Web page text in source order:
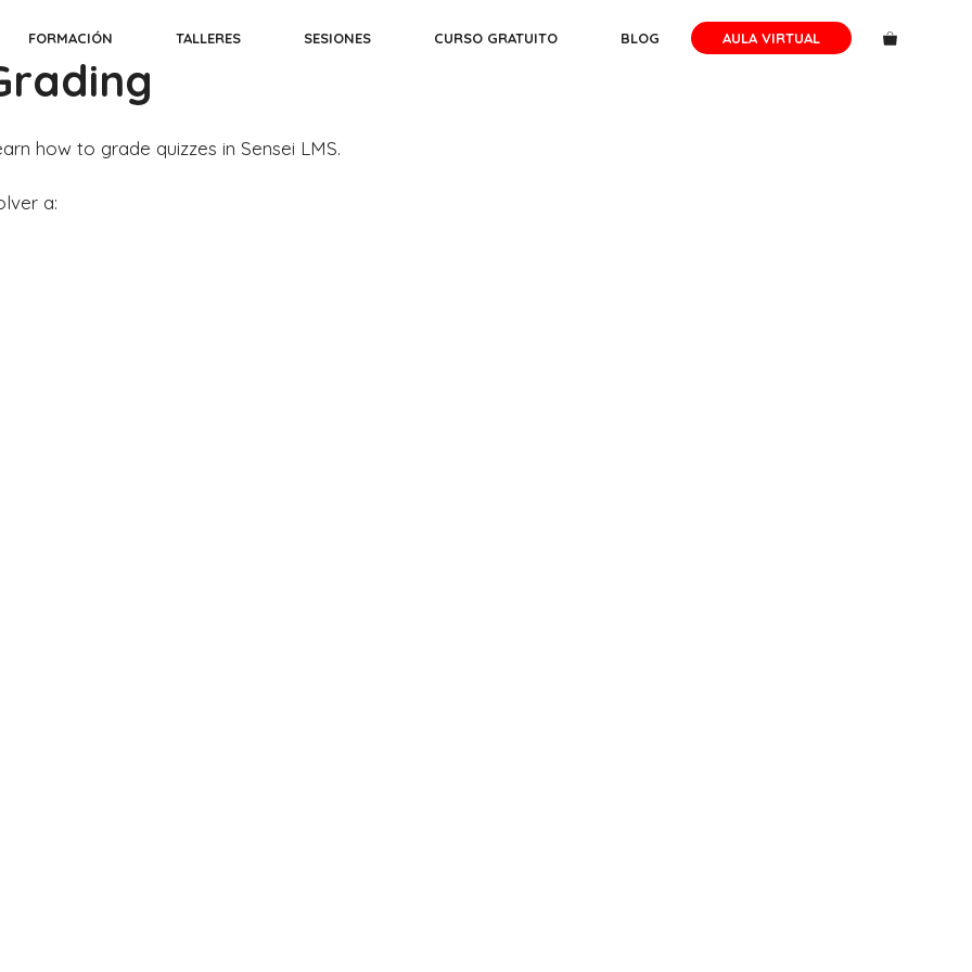
FORMACIÓN TALLERES SESIONES CURSO GRATUITO BLOG AULA VIRTUAL
how to grade quizzes in Sensei LMS.
a: